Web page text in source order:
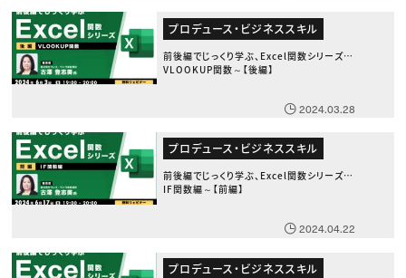
プロデュース・ビジネススキル
前後編でじっくり学ぶ、Excel関数シリーズ～
VLOOKUP関数～【後編】
2024.03.28
プロデュース・ビジネススキル
前後編でじっくり学ぶ、Excel関数シリーズ～
IF関数編～【前編】
2024.04.22
プロデュース・ビジネススキル